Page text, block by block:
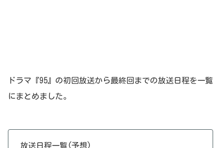
ドラマ『95』の初回放送から最終回までの放送日程を一覧
にまとめました。
放送日程一覧(予想)